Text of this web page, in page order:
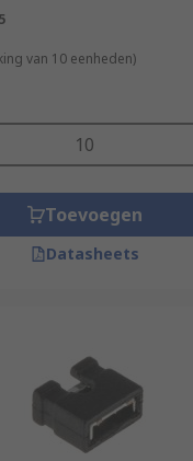
van 10 eenheden)
Toevoegen
Datasheets